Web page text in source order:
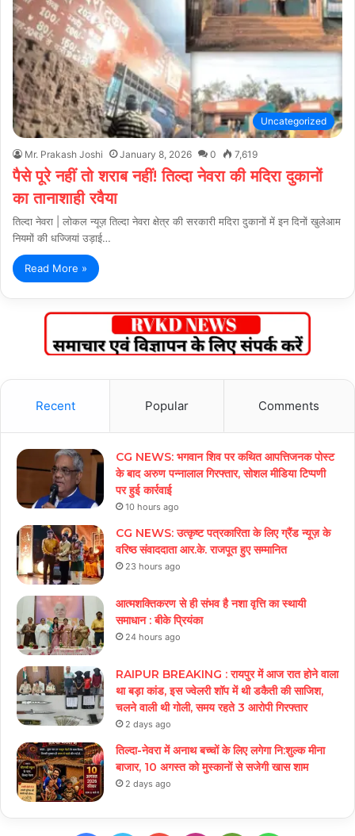
Uncategorized
Mr. Prakash Joshi January 8, 2026 0 7,619
पैसे पूरे नहीं तो शराब नहीं! तिल्दा नेवरा की मदिरा दुकानों
का तानाशाही रवैया
तिल्दा नेवरा | लोकल न्यूज़ तिल्दा नेवरा क्षेत्र की सरकारी मदिरा दुकानों में इन दिनों खुलेआम
नियमों की धज्जियां उड़ाई…
Read More »
Recent Popular Comments
CG NEWS: भगवान शिव पर कथित आपत्तिजनक पोस्ट
के बाद अरुण पन्नालाल गिरफ्तार, सोशल मीडिया टिप्पणी
पर हुई कार्रवाई
10 hours ago
CG NEWS: उत्कृष्ट पत्रकारिता के लिए ग्रैंड न्यूज़ के
वरिष्ठ संवाददाता आर.के. राजपूत हुए सम्मानित
23 hours ago
आत्मशक्तिकरण से ही संभव है नशा वृत्ति का स्थायी
समाधान : बीके प्रियंका
24 hours ago
RAIPUR BREAKING : रायपुर में आज रात होने वाला
था बड़ा कांड, इस ज्वेलरी शॉप में थी डकैती की साजिश,
चलने वाली थी गोली, समय रहते 3 आरोपी गिरफ्तार
2 days ago
तिल्दा-नेवरा में अनाथ बच्चों के लिए लगेगा नि:शुल्क मीना
बाजार, 10 अगस्त को मुस्कानों से सजेगी खास शाम
2 days ago